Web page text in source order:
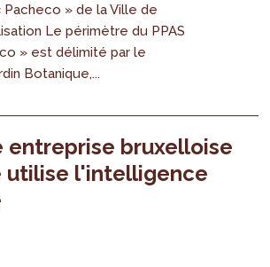
Pacheco » de la Ville de
Le périmètre du PPAS
» est délimité par le
Botanique,...
entreprise bruxelloise
utilise l'intelligence